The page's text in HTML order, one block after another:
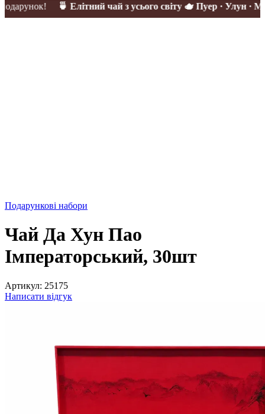
🍵 Елітний чай з усього світу 🫖 Пуер · Улун · Матча ·
Подарункові набори
Чай Да Хун Пао
Імператорський, 30шт
Артикул: 25175
Написати відгук